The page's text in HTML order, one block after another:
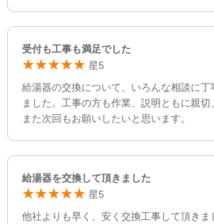
受付も工事も満足でした
星5
給湯器の交換について、いろんな相談に丁
ました。工事の方も作業、説明ともに親切
また次回もお願いしたいと思います。
給湯器を交換して頂きました
星5
他社よりも早く、安く交換工事して頂きま